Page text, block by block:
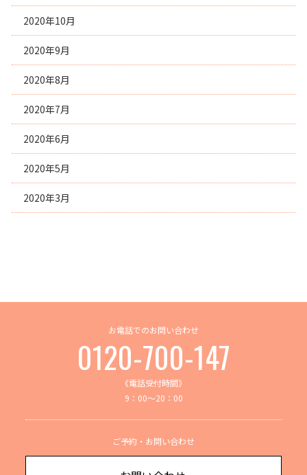
2020年10月
2020年9月
2020年8月
2020年7月
2020年6月
2020年5月
2020年3月
お電話でのお問い合わせ
0120-700-147
《電話受付時間》
9：00～20：00
ご予約・お問い合わせ